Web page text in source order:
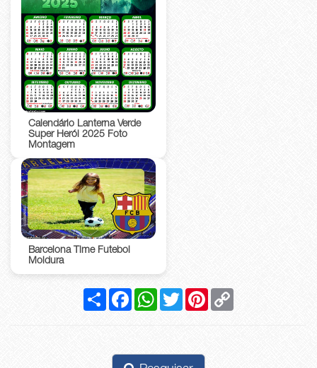
Calendário Lanterna Verde
Super Herói 2025 Foto
Montagem
Barcelona Time Futebol
Moldura
CompartilharFacebookWhatsApp
Twitter Pinterest